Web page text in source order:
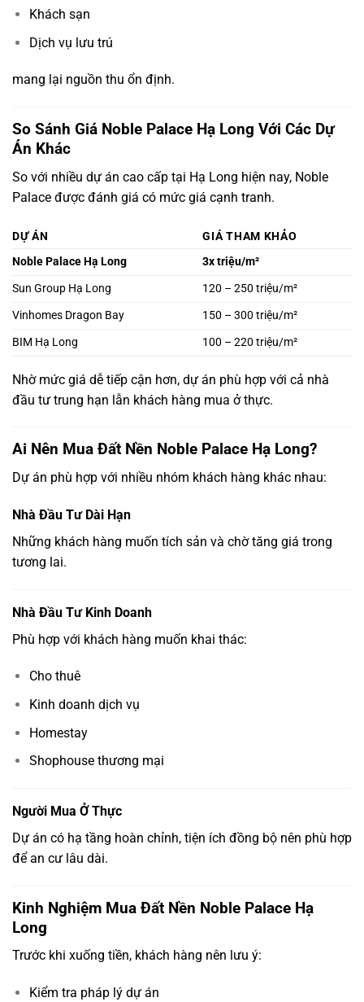
Khách sạn
Dịch vụ lưu trú
mang lại nguồn thu ổn định.
So Sánh Giá Noble Palace Hạ Long Với Các Dự
Án Khác
So với nhiều dự án cao cấp tại Hạ Long hiện nay, Noble
Palace được đánh giá có mức giá cạnh tranh.
DỰ ÁN
GIÁ THAM KHẢO
Noble Palace Hạ Long
3x triệu/m²
Sun Group Hạ Long
120 – 250 triệu/m²
Vinhomes Dragon Bay
150 – 300 triệu/m²
BIM Hạ Long
100 – 220 triệu/m²
Nhờ mức giá dễ tiếp cận hơn, dự án phù hợp với cả nhà
đầu tư trung hạn lẫn khách hàng mua ở thực.
Ai Nên Mua Đất Nền Noble Palace Hạ Long?
Dự án phù hợp với nhiều nhóm khách hàng khác nhau:
Nhà Đầu Tư Dài Hạn
Những khách hàng muốn tích sản và chờ tăng giá trong
tương lai.
Nhà Đầu Tư Kinh Doanh
Phù hợp với khách hàng muốn khai thác:
Cho thuê
Kinh doanh dịch vụ
Homestay
Shophouse thương mại
Người Mua Ở Thực
Dự án có hạ tầng hoàn chỉnh, tiện ích đồng bộ nên phù hợp
để an cư lâu dài.
Kinh Nghiệm Mua Đất Nền Noble Palace Hạ
Long
Trước khi xuống tiền, khách hàng nên lưu ý:
Kiểm tra pháp lý dự án